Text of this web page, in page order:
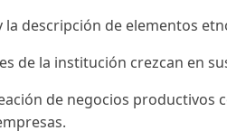
descripción de elementos
de la institución crezcan en
de negocios